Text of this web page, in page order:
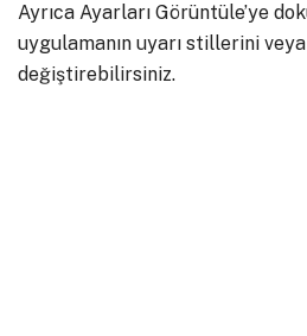
Ayrıca Ayarları Görüntüle’ye
uygulamanın uyarı stillerini veya
değiştirebilirsiniz.